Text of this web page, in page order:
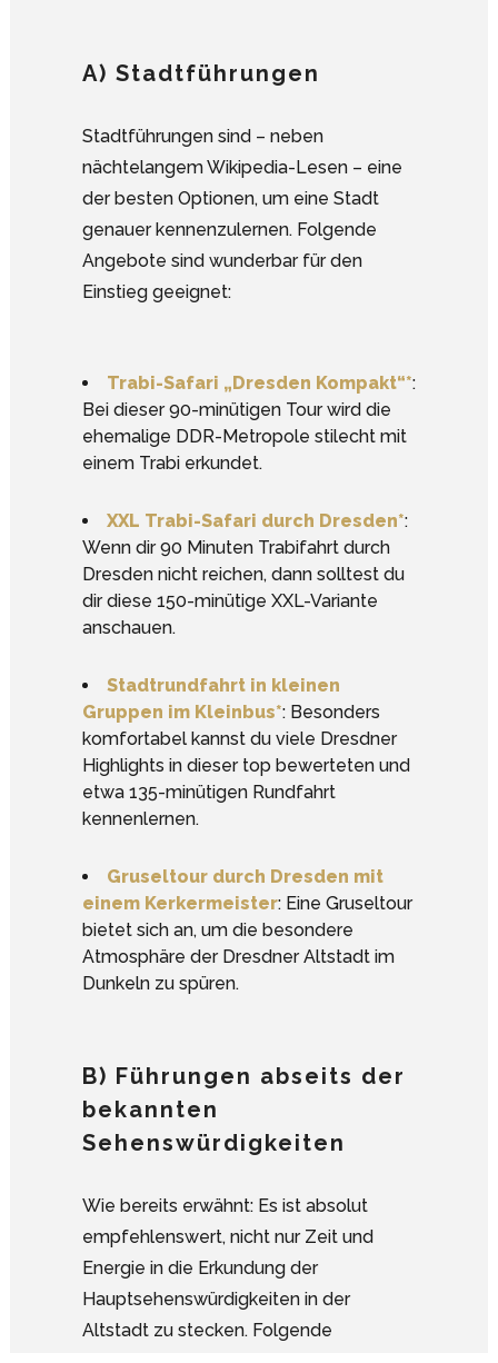
A) Stadtführungen
Stadtführungen sind – neben
nächtelangem Wikipedia-Lesen – eine
der besten Optionen, um eine Stadt
genauer kennenzulernen. Folgende
Angebote sind wunderbar für den
Einstieg geeignet:
Trabi-Safari „Dresden Kompakt“*:
Bei dieser 90-minütigen Tour wird die
ehemalige DDR-Metropole stilecht mit
einem Trabi erkundet.
XXL Trabi-Safari durch Dresden*:
Wenn dir 90 Minuten Trabifahrt durch
Dresden nicht reichen, dann solltest du
dir diese 150-minütige XXL-Variante
anschauen.
Stadtrundfahrt in kleinen
Gruppen im Kleinbus*: Besonders
komfortabel kannst du viele Dresdner
Highlights in dieser top bewerteten und
etwa 135-minütigen Rundfahrt
kennenlernen.
Gruseltour durch Dresden mit
einem Kerkermeister: Eine Gruseltour
bietet sich an, um die besondere
Atmosphäre der Dresdner Altstadt im
Dunkeln zu spüren.
B) Führungen abseits der
bekannten
Sehenswürdigkeiten
Wie bereits erwähnt: Es ist absolut
empfehlenswert, nicht nur Zeit und
Energie in die Erkundung der
Hauptsehenswürdigkeiten in der
Altstadt zu stecken. Folgende
Google Analytics deaktivieren.